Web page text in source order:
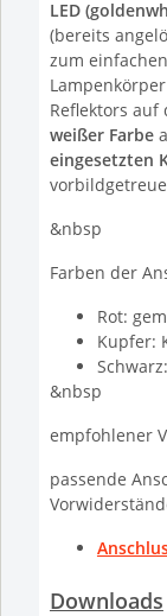
LED
(bereits
zum
Reflektors auf
weißer Farbe
eingesetzten
&nbsp
Farben der
Rot:
Kupfer:
&nbsp
empfohlener
passende
Downloads